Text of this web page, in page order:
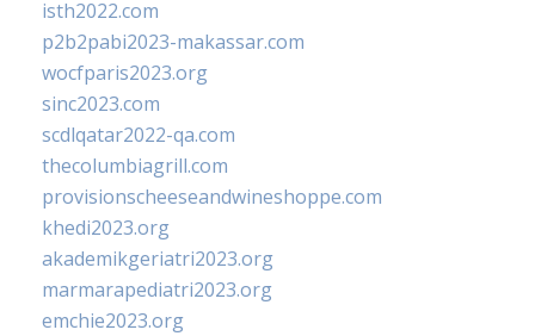
isth2022.com
p2b2pabi2023-makassar.com
wocfparis2023.org
sinc2023.com
scdlqatar2022-qa.com
thecolumbiagrill.com
provisionscheeseandwineshoppe.com
khedi2023.org
akademikgeriatri2023.org
marmarapediatri2023.org
emchie2023.org